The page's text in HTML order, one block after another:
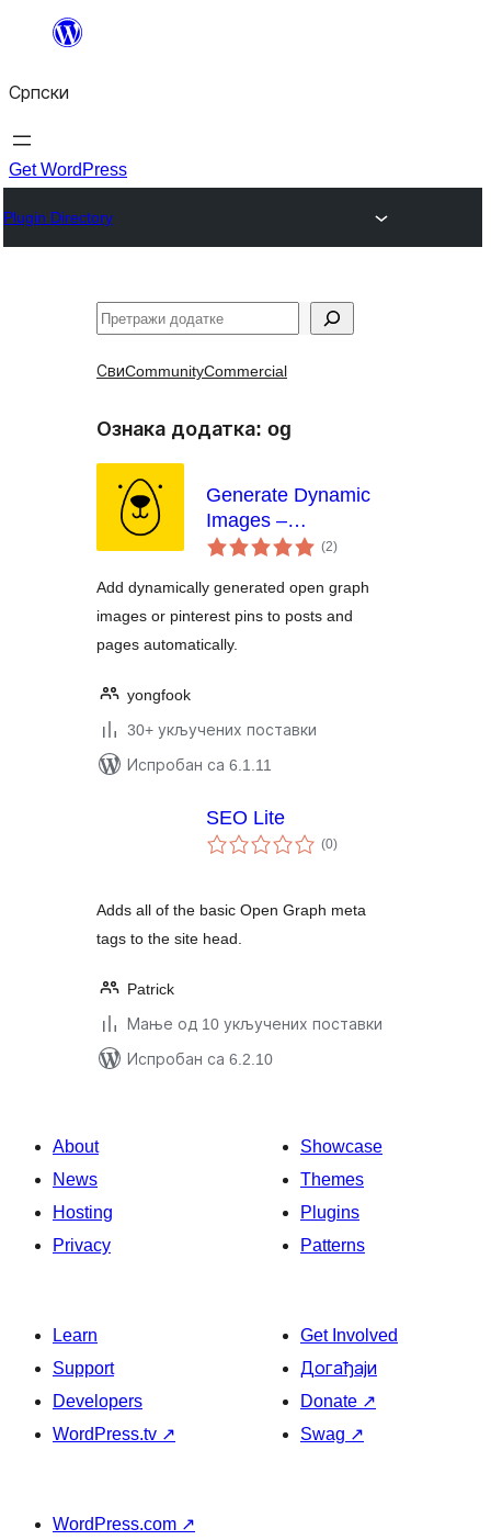
Скочи
садржај
Српски
Get WordPress
Plugin Directory
Претрага
СвиCommunityCommercial
Ознака додатка: og
Generate Dynamic
Images –
Bannerbear
(2укупних
оцена
)
Add dynamically generated open graph
images or pinterest pins to posts and
pages automatically.
yongfook
30+ укључених поставки
Испробан са 6.1.11
SEO Lite
(0укупних
оцена
)
Adds all of the basic Open Graph meta
tags to the site head.
Patrick
Мање од 10 укључених поставки
Испробан са 6.2.10
About
News
Hosting
Privacy
Showcase
Themes
Plugins
Patterns
Learn
Support
Developers
WordPress.tv ↗
Get Involved
Догађаји
Donate ↗
Swag ↗
WordPress.com ↗